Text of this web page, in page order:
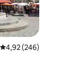
Keskmine hinnang
4,92 (246)